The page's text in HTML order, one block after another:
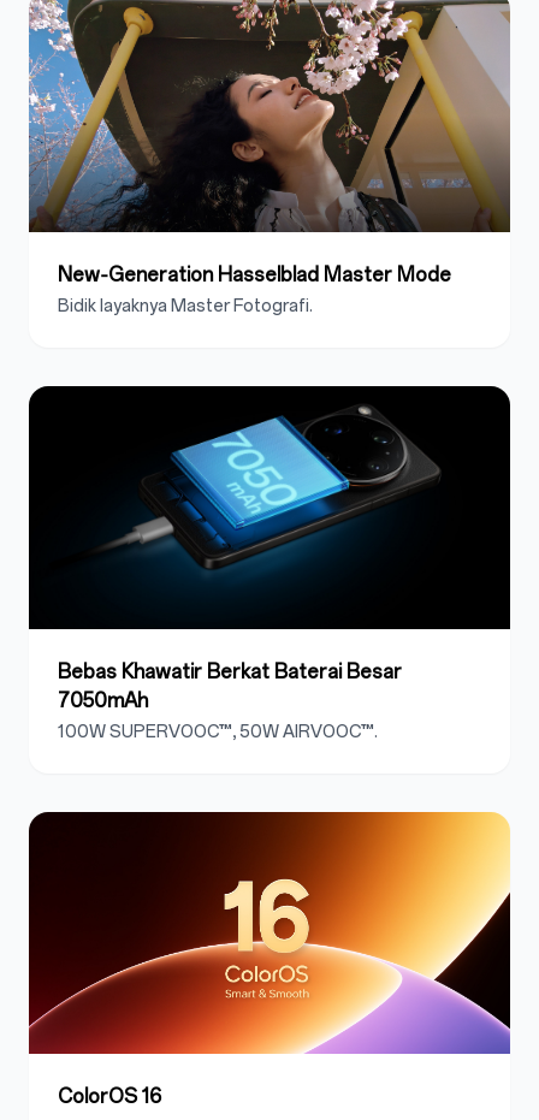
New‑Generation Hasselblad Master Mode
Bidik layaknya Master Fotografi.
Bebas Khawatir Berkat Baterai Besar
7050mAh
100W SUPERVOOC™, 50W AIRVOOC™.
ColorOS 16